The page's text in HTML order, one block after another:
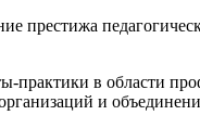
престижа
в области
и